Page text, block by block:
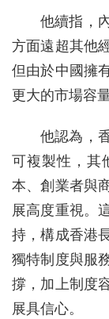
他續指，
方面遠超其他
但由於中國擁
更大的市場容量
他認為，
可複製性，其
本、創業者與
展高度重視。
持，構成香港
獨特制度與服
撐，加上制度
展具信心。